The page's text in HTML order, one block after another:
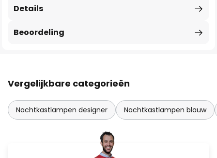
Details
Beoordeling
Vergelijkbare categorieën
Nachtkastlampen designer Nachtkastlampen blauw